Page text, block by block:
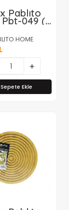
Pablıto
049 (
) (
Kenar )
Sepet
&
&
HOME
Sepete Ekle